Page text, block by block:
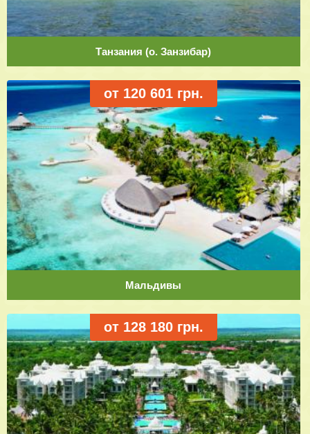
Танзания (о. Занзибар)
от 120 601 грн.
Мальдивы
от 128 180 грн.